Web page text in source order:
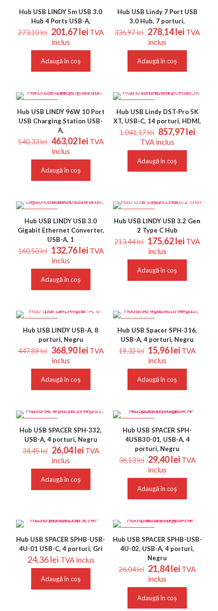
Hub USB LINDY 5m USB 3.0
Hub 4 Ports USB-A,
273,10lei Prețul
inițial
a
fost:
273,10 lei.
201,67leiPrețul
este:
TVA
inclus
Adaugă în coș
Hub USB Lindy 7 Port USB
3.0 Hub, 7 porturi,
336,97lei Prețul
inițial
a
fost:
336,97 lei.
278,14leiPrețul
este:
TVA
inclus
Adaugă în coș
Hub USB LINDY 96W 10 Port
USB Charging Station USB-
A,
540,33lei Prețul
inițial
a
fost:
540,33 lei.
463,02leiPrețul
este:
TVA
inclus
Adaugă în coș
Hub USB Lindy DST-Pro 5K
XT, USB-C, 14 porturi, HDMI,
1.041,17lei Prețul
inițial
a
fost:
1.041,17 lei.
857,97leiPrețul
TVA inclus
Adaugă în coș
Hub USB LINDY USB 3.0
Gigabit Ethernet Converter,
USB-A, 1
160,50lei Prețul
inițial
a
fost:
160,50 lei.
132,76leiPrețul
este:
TVA
inclus
Adaugă în coș
Hub USB LINDY USB 3.2 Gen
2 Type C Hub
213,44lei Prețul
inițial
a
fost:
213,44 lei.
175,62leiPrețul
este:
TVA
inclus
Adaugă în coș
Hub USB LINDY USB-A, 8
porturi, Negru
447,89lei Prețul
inițial
a
fost:
447,89 lei.
368,90leiPrețul
este:
TVA
inclus
Adaugă în coș
Hub USB Spacer SPH-316,
USB-A, 4 porturi, Negru
19,32lei Prețul
inițial
a
fost:
19,32 lei.
15,96leiPrețul
este:
TVA
inclus
Adaugă în coș
Hub USB SPACER SPH-332,
USB-A, 4 porturi, Negru
34,45lei Prețul
inițial
a
fost:
34,45 lei.
26,04leiPrețul
este:
TVA
inclus
Adaugă în coș
Hub USB SPACER SPH-
4USB30-01, USB-A, 4
porturi, Negru
36,13lei Prețul
inițial
a
fost:
36,13 lei.
29,40leiPrețul
este:
TVA
inclus
Adaugă în coș
Hub USB SPACER SPHB-USB-
4U-01 USB-C, 4 porturi, Gri
24,36lei TVA inclus
Adaugă în coș
Hub USB SPACER SPHB-USB-
4U-02, USB-A, 4 porturi,
Negru
26,04lei Prețul
inițial
a
fost:
26,04 lei.
21,84leiPrețul
este:
TVA
inclus
Adaugă în coș